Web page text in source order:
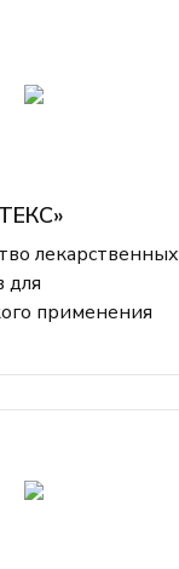
лекарственных
для
применения